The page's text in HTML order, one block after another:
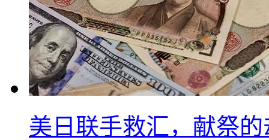
美日联手救汇，献祭